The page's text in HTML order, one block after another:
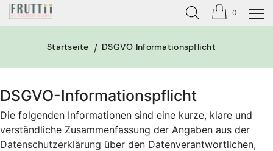
0
Startseite DSGVO Informationspflicht
DSGVO-Informationspflicht
Die folgenden Informationen sind eine kurze, klare und
verständliche Zusammenfassung der Angaben aus der
Datenschutzerklärung über den Datenverantwortlichen,